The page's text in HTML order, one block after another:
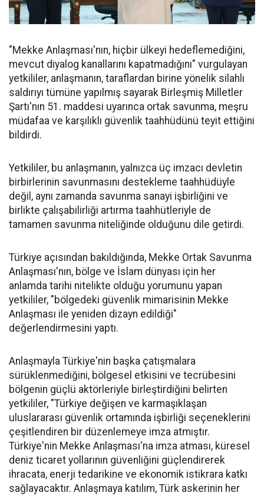
"Mekke Anlaşması'nın, hiçbir ülkeyi hedeflemediğini,
mevcut diyalog kanallarını kapatmadığını" vurgulayan
yetkililer, anlaşmanın, taraflardan birine yönelik silahlı
saldırıyı tümüne yapılmış sayarak Birleşmiş Milletler
Şartı'nın 51. maddesi uyarınca ortak savunma, meşru
müdafaa ve karşılıklı güvenlik taahhüdünü teyit ettiğini
bildirdi.
Yetkililer, bu anlaşmanın, yalnızca üç imzacı devletin
birbirlerinin savunmasını destekleme taahhüdüyle
değil, aynı zamanda savunma sanayi işbirliğini ve
birlikte çalışabilirliği artırma taahhütleriyle de
tamamen savunma niteliğinde olduğunu dile getirdi.
Türkiye açısından bakıldığında, Mekke Ortak Savunma
Anlaşması'nın, bölge ve İslam dünyası için her
anlamda tarihi nitelikte olduğu yorumunu yapan
yetkililer, "bölgedeki güvenlik mimarisinin Mekke
Anlaşması ile yeniden dizayn edildiği"
değerlendirmesini yaptı.
Anlaşmayla Türkiye'nin başka çatışmalara
sürüklenmediğini, bölgesel etkisini ve tecrübesini
bölgenin güçlü aktörleriyle birleştirdiğini belirten
yetkililer, "Türkiye değişen ve karmaşıklaşan
uluslararası güvenlik ortamında işbirliği seçeneklerini
çeşitlendiren bir düzenlemeye imza atmıştır.
Türkiye'nin Mekke Anlaşması'na imza atması, küresel
deniz ticaret yollarının güvenliğini güçlendirerek
ihracata, enerji tedarikine ve ekonomik istikrara katkı
sağlayacaktır. Anlaşmaya katılım, Türk askerinin her